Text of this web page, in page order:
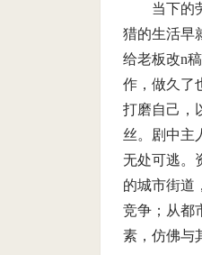
当下的
猎的生活早
给老板改n
作，做久了
打磨自己，
丝。剧中主
无处可逃。
的城市街道
竞争；从都
素，仿佛与